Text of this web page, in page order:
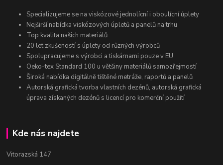
Specializujeme se na viskózové jednolícní i oboulícní úplety
Nejširší nabídka viskózových úpletů a panelů na trhu
Top kvalita našich materiálů
20 let zkušeností s úplety od různých výrobců
Spolupracujeme s výrobci a tiskárnami pouze v EU
Oeko-tex Standard 100 u většiny materiálů samozřejmostí
Široká nabídka digitálně tištěné metráže, raportů a panelů
Autorská grafická tvorba vlastních dezénů, autorská grafická
úprava získaných dezénů s licencí pro komerční použití
Kde nás najdete
Vitorazská 147